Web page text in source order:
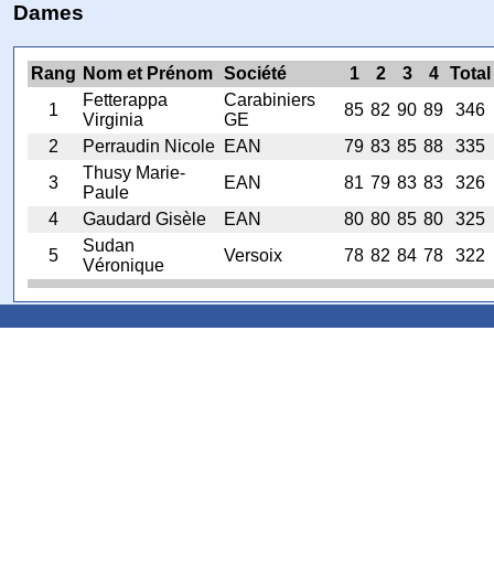
Dames
Rang Nom et Prénom Société 1 2 3 4
Total
1
Fetterappa
Virginia
Carabiniers
GE
85 82 90 89
346
2
Perraudin Nicole EAN 79 83 85 88
335
3
Thusy Marie-
Paule
EAN 81 79 83 83
326
4
Gaudard Gisèle EAN 80 80 85 80
325
5
Sudan
Véronique
Versoix 78 82 84 78 322